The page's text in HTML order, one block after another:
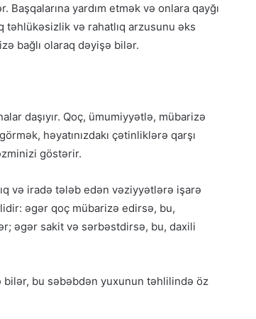
yardım etmək və onlara qayğı
və rahatlıq arzusunu əks
bağlı olaraq dəyişə bilər.
daşıyır. Qoç, ümumiyyətlə, mübarizə
həyatınızdakı çətinliklərə qarşı
göstərir.
və iradə tələb edən vəziyyətlərə işarə
əgər qoç mübarizə edirsə, bu,
əgər sakit və sərbəstdirsə, bu, daxili
bilər, bu səbəbdən yuxunun təhlilində öz